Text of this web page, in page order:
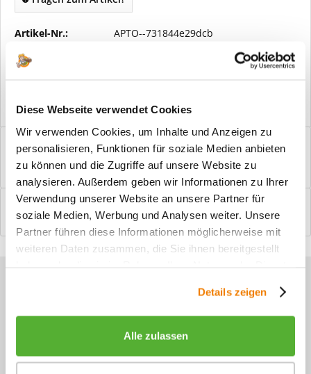
Diese Webseite verwendet Cookies
Wir verwenden Cookies, um Inhalte und Anzeigen zu
personalisieren, Funktionen für soziale Medien anbieten
zu können und die Zugriffe auf unsere Website zu
analysieren. Außerdem geben wir Informationen zu Ihrer
Verwendung unserer Website an unsere Partner für
soziale Medien, Werbung und Analysen weiter. Unsere
Partner führen diese Informationen möglicherweise mit
weiteren Daten zusammen, die Sie ihnen bereitgestellt
Details zeigen
Alle zulassen
Artikel-Nr.: APTO--731844e29dcb
Vorteile
Windfangelemente online am Bildschirm konfigurieren und
einbaufertig bestellen. In wenigen...
Bewertungen
0
Bewertungen lesen, schreiben und diskutieren...mehr
Sie haben Fragen zu unseren
+49 (0)4244 965 34 04
Mo - Do, 09:00 - 16:00 Uhr
und Fr, 09:00 - 13:00 Uhr